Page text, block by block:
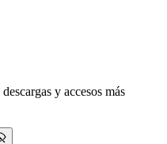
y accesos más